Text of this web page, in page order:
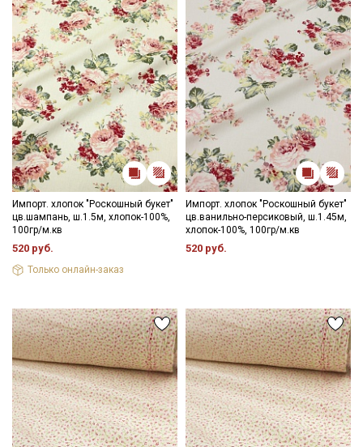
Импорт. хлопок "Роскошный букет"
цв.шампань, ш.1.5м, хлопок-100%,
100гр/м.кв
520 руб.
Только онлайн-заказ
Импорт. хлопок "Роскошный букет"
цв.ванильно-персиковый, ш.1.45м,
хлопок-100%, 100гр/м.кв
520 руб.